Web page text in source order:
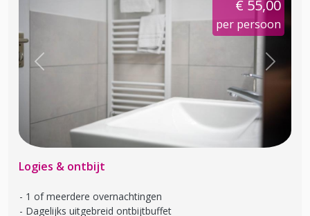
€ 55,00
per persoon
Previous Next
Logies & ontbijt
1 of meerdere overnachtingen
Dagelijks uitgebreid ontbijtbuffet